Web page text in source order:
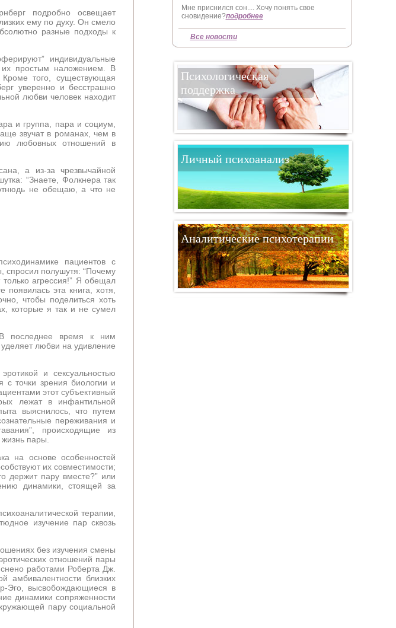
подробно освещает
ему по духу. Он смело
разные подходы к
индивидуальные
их простым наложением. В
того, существующая
уверенно и бесстрашно
любви человек находит
и группа, пара и социум,
звучат в романах, чем в
любовных отношений в
а из-за чрезвычайной
“Знаете, Фолкнера так
отнюдь не обещаю, а что не
пациентов с
спросил полушутя: “Почему
агрессия!” Я обещал
эта книга, хотя,
чтобы поделиться хоть
которые я так и не сумел
последнее время к ним
любви на удивление
и сексуальностью
с точки зрения биологии и
этот субъективный
лежат в инфантильной
выяснилось, что путем
переживания и
происходящие из
пары.
на основе особенностей
их совместимости;
держит пару вместе?” или
динамики, стоящей за
терапии,
изучение пар сквозь
без изучения смены
отношений пары
работами Роберта Дж.
амбивалентности близких
Эго, высвобождающиеся в
динамики сопряженности
пару социальной
Мне приснился сон.... Хочу понять свое
сновидение?подробнее
Все новости
Психологическая
поддержка
Личный психоанализ
Аналитические психотерапии